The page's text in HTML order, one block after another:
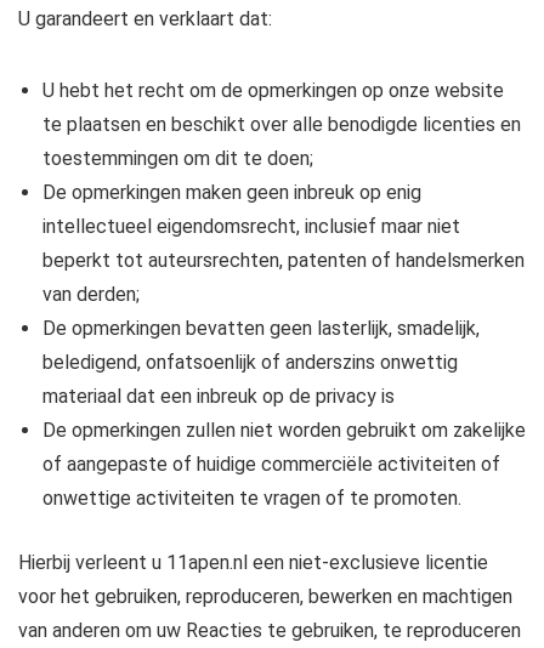
U garandeert en verklaart dat:
U hebt het recht om de opmerkingen op onze website
te plaatsen en beschikt over alle benodigde licenties en
toestemmingen om dit te doen;
De opmerkingen maken geen inbreuk op enig
intellectueel eigendomsrecht, inclusief maar niet
beperkt tot auteursrechten, patenten of handelsmerken
van derden;
De opmerkingen bevatten geen lasterlijk, smadelijk,
beledigend, onfatsoenlijk of anderszins onwettig
materiaal dat een inbreuk op de privacy is
De opmerkingen zullen niet worden gebruikt om zakelijke
of aangepaste of huidige commerciële activiteiten of
onwettige activiteiten te vragen of te promoten.
Hierbij verleent u 11apen.nl een niet-exclusieve licentie
voor het gebruiken, reproduceren, bewerken en machtigen
van anderen om uw Reacties te gebruiken, te reproduceren